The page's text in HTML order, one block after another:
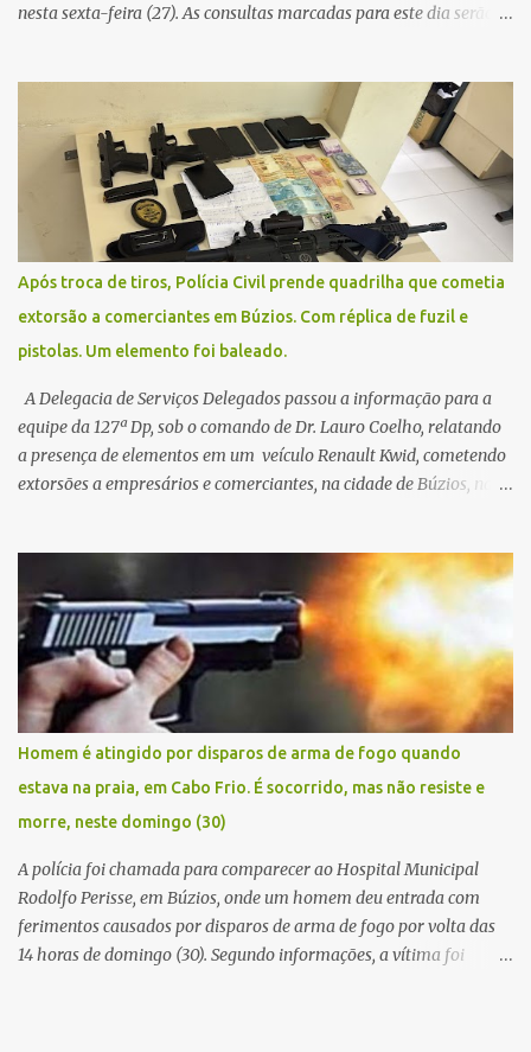
nesta sexta-feira (27). As consultas marcadas para este dia serão
Contamos com a compreensão de toda população, pois se trata de
uma situação climática que foge ao controle da administração
pública.
Após troca de tiros, Polícia Civil prende quadrilha que cometia
extorsão a comerciantes em Búzios. Com réplica de fuzil e
pistolas. Um elemento foi baleado.
A Delegacia de Serviços Delegados passou a informação para a
equipe da 127ª Dp, sob o comando de Dr. Lauro Coelho, relatando
a presença de elementos em um veículo Renault Kwid, cometendo
extorsões a empresários e comerciantes, na cidade de Búzios, na
fugir da cidade Buziana. Um dos detidos é policial civil e este foi
baleado na perna na troca de tiros . Na ocorrência, três armas,
pistolas e uma réplica de fuzil, foram apreendidas. O homem
baleado foi identificado como Claudio Bastos, conhecido no meio
político.
Homem é atingido por disparos de arma de fogo quando
estava na praia, em Cabo Frio. É socorrido, mas não resiste e
morre, neste domingo (30)
A polícia foi chamada para comparecer ao Hospital Municipal
Rodolfo Perisse, em Búzios, onde um homem deu entrada com
ferimentos causados por disparos de arma de fogo por volta das
14 horas de domingo (30). Segundo informações, a vítima foi